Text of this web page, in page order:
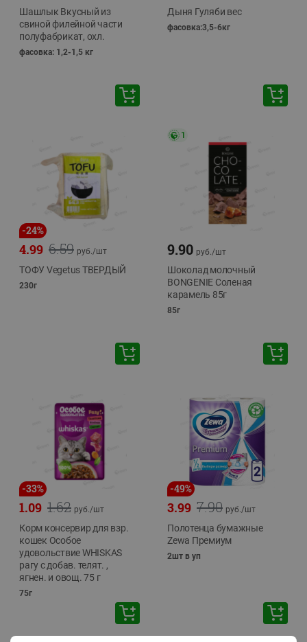
Шашлык Вкусный из
свиной филейной части
полуфабрикат, охл.
фасовка: 1,2-1,5 кг
Дыня Гуляби вес
фасовка:3,5-6кг
-24%
6.59
4.99 руб./шт
ТОФУ Vegetus ТВЕРДЫЙ
230г
1
9.90 руб./шт
Шоколад молочный
BONGENIE Соленая
карамель 85г
85г
-33%
1.62
1.09 руб./шт
Корм консервир для взр.
кошек Особое
удовольствие WHISKAS
рагу с добав. телят. ,
ягнен. и овощ. 75 г
75г
-49%
7.90
3.99 руб./шт
Полотенца бумажные
Zewa Премиум
2шт в уп